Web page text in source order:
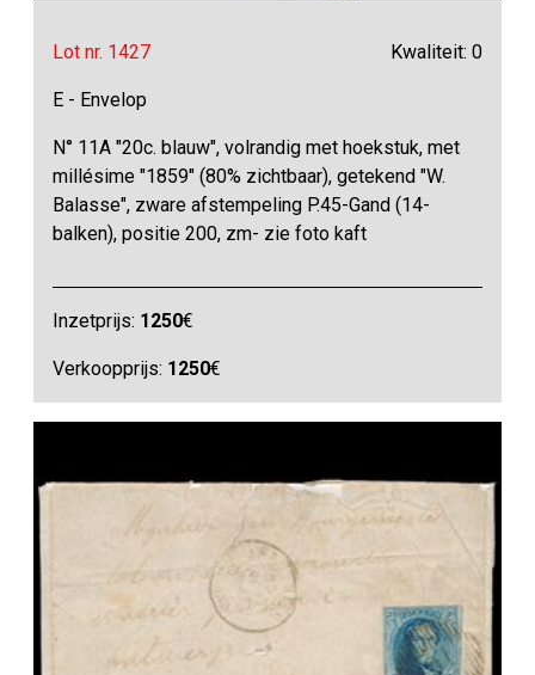
Lot nr. 1427 Kwaliteit: 0
E - Envelop
N° 11A "20c. blauw", volrandig met hoekstuk, met
millésime "1859" (80% zichtbaar), getekend "W.
Balasse", zware afstempeling P.45-Gand (14-
balken), positie 200, zm- zie foto kaft
Inzetprijs: 1250€
Verkoopprijs: 1250€